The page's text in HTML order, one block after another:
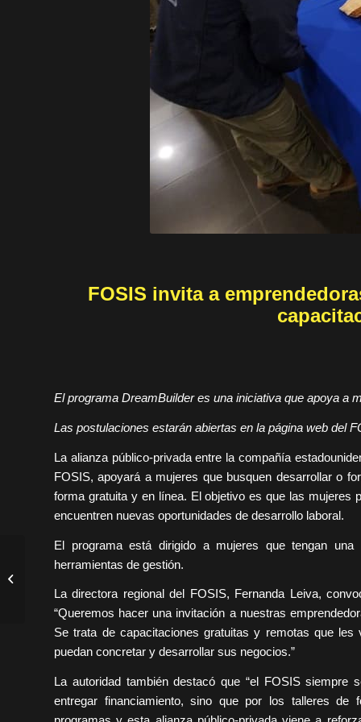
FOSIS invita a
El programa DreamBuilder es una iniciativa que apoya a
Las postulaciones estarán abiertas en la página web del
La alianza público-privada entre la compañía
FOSIS, apoyará a mujeres que busquen desarrollar o
forma gratuita y en línea. El objetivo es que las mujeres
encuentren nuevas oportunidades de desarrollo laboral.
El programa está dirigido a mujeres que tengan
herramientas de gestión.
La directora regional del FOSIS, Fernanda Leiva,
“Queremos hacer una invitación a nuestras
Se trata de capacitaciones gratuitas y remotas que
puedan concretar y desarrollar sus negocios.”
La autoridad también destacó que “el FOSIS
entregar financiamiento, sino que por los talleres de
Mineduc y ACHS firman
en Coyhaique convenio
para fortalecer la
inclusión y...